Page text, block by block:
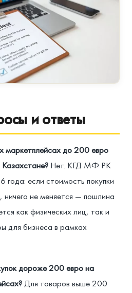
и ответы
маркетплейсах до 200 евро
Нет. КГД МФ РК
если стоимость покупки
не меняется — пошлина
как физических лиц, так и
для бизнеса в рамках
дороже 200 евро на
Для товаров выше 200